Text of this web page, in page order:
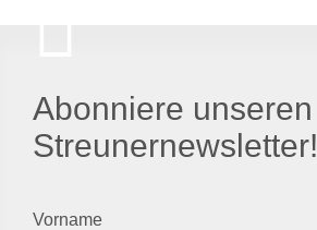
Abonniere unseren
Streunernewsletter!
Vorname